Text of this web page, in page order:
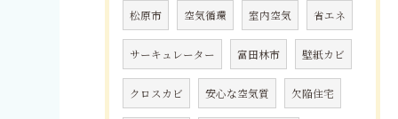
松原市 空気循環 室内空気 省エネ
サーキュレーター 富田林市 壁紙カビ
クロスカビ 安心な空気質 欠陥住宅